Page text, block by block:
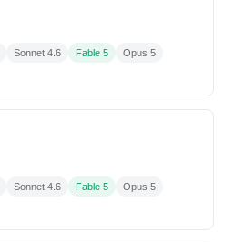
Sonnet 4.6 Fable 5
Opus 5
Sonnet 4.6 Fable 5
Opus 5